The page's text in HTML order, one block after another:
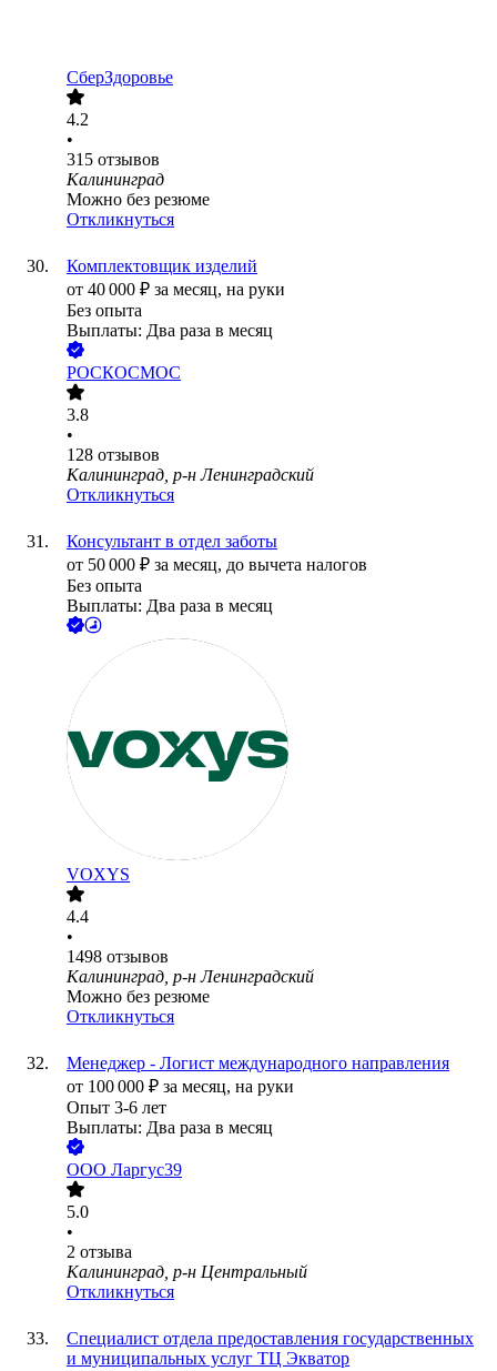
СберЗдоровье
4.2
•
315 отзывов
Калининград
Можно без резюме
Откликнуться
Комплектовщик изделий
от 40 000 ₽ за месяц, на руки
Без опыта
Выплаты: Два раза в месяц
РОСКОСМОС
3.8
•
128 отзывов
Калининград, р-н Ленинградский
Откликнуться
Консультант в отдел заботы
от 50 000 ₽ за месяц, до вычета налогов
Без опыта
Выплаты: Два раза в месяц
VOXYS
4.4
•
1498 отзывов
Калининград, р-н Ленинградский
Можно без резюме
Откликнуться
Менеджер - Логист международного направления
от 100 000 ₽ за месяц, на руки
Опыт 3-6 лет
Выплаты: Два раза в месяц
ООО Ларгус39
5.0
•
2 отзыва
Калининград, р-н Центральный
Откликнуться
Специалист отдела предоставления государственных
и муниципальных услуг ТЦ Экватор